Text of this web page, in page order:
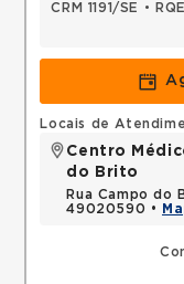
CRM 1191/SE
•
Locais de
Centro
do Brito
Rua Campo do
49020590 •